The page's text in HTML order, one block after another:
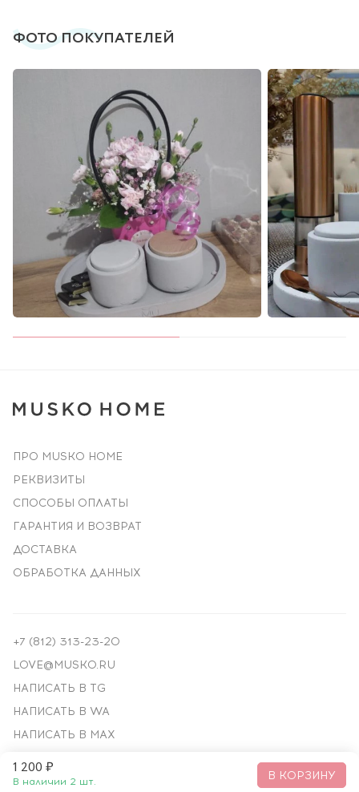
ФОТО ПОКУПАТЕЛЕЙ
1 200 ₽
В наличии 2 шт. В КОРЗИНУ
ПРО MUSKO HOME
РЕКВИЗИТЫ
СПОСОБЫ ОПЛАТЫ
ГАРАНТИЯ И ВОЗВРАТ
ДОСТАВКА
ОБРАБОТКА ДАННЫХ
© ПРЕМИАЛЬНЫЙ ДЕКОР, 2018—
+7 (812) 313-23-20
LOVE@MUSKO.RU
НАПИСАТЬ В TG
НАПИСАТЬ В WA
НАПИСАТЬ В MAX